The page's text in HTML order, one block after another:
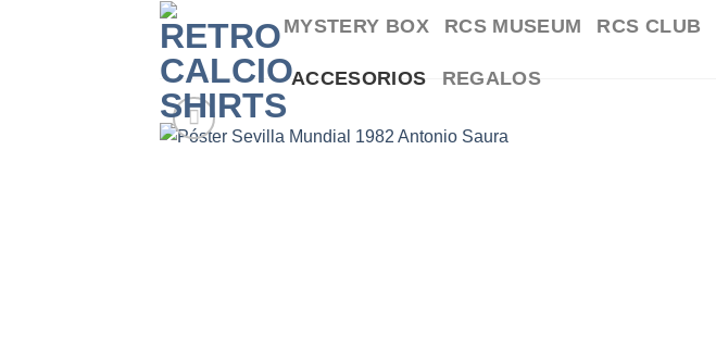
MYSTERY BOX RCS MUSEUM RCS CLUB
ACCESORIOS REGALOS